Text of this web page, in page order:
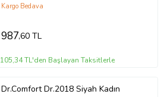
Kargo Bedava
987,60 TL
105,34 TL'den Başlayan Taksitlerle
Dr.Comfort Dr.2018 Siyah Kadın